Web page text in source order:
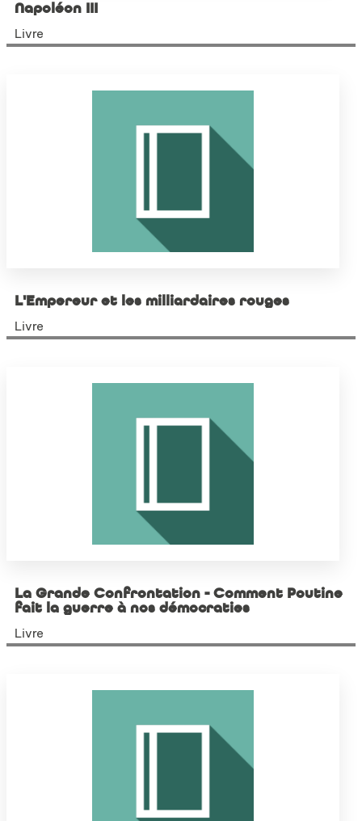
Napoléon III
Livre
L'Empereur et les milliardaires rouges
Livre
La Grande Confrontation - Comment Poutine
fait la guerre à nos démocraties
Livre